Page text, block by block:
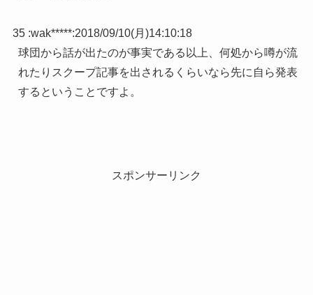
35 :wak*****:2018/09/10(月)14:10:18
球団から話が出たのが事実である以上、何処から噂が流
れたりスクープ記事を出されるくらいなら先に自ら発表
するということですよ。
スポンサーリンク